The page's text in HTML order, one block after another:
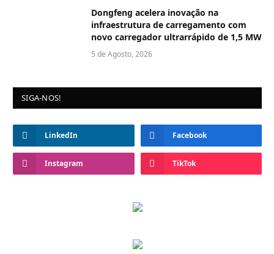
Dongfeng acelera inovação na
infraestrutura de carregamento com
novo carregador ultrarrápido de 1,5 MW
5 de Agosto, 2026
SIGA-NOS!
LinkedIn Facebook
Instagram TikTok